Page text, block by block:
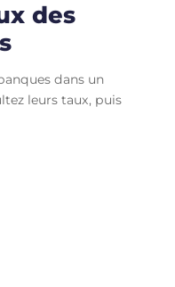
des
dans un
leurs taux, puis